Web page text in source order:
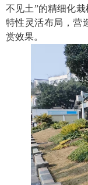
不见土”的精细化
特性灵活布局，营
赏效果。